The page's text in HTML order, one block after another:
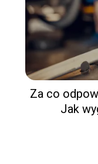
Za co
Jak